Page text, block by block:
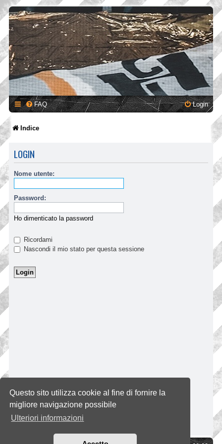
Questo sito utilizza cookie al fine di fornire la
migliore navigazione possibile
Ulteriori informazioni
FAQ Login
Indice
LOGIN
Nome utente:
Password:
Ho dimenticato la password
Ricordami
Nascondi il mio stato per questa sessione